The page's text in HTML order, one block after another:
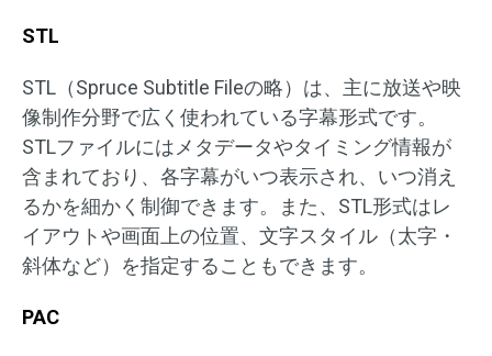
STL
STL（Spruce Subtitle Fileの略）は、主に放送や映
像制作分野で広く使われている字幕形式です。
STLファイルにはメタデータやタイミング情報が
含まれており、各字幕がいつ表示され、いつ消え
るかを細かく制御できます。また、STL形式はレ
イアウトや画面上の位置、文字スタイル（太字・
斜体など）を指定することもできます。
PAC